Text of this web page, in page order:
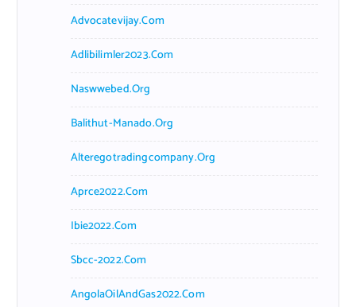
Advocatevijay.com
Adlibilimler2023.com
Naswwebed.org
Balithut-Manado.org
Alteregotradingcompany.org
Aprce2022.com
Ibie2022.com
Sbcc-2022.com
AngolaOilAndGas2022.com